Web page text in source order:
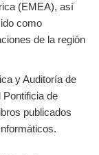
(EMEA), así
como
de la región
y Auditoría de
de
publicados